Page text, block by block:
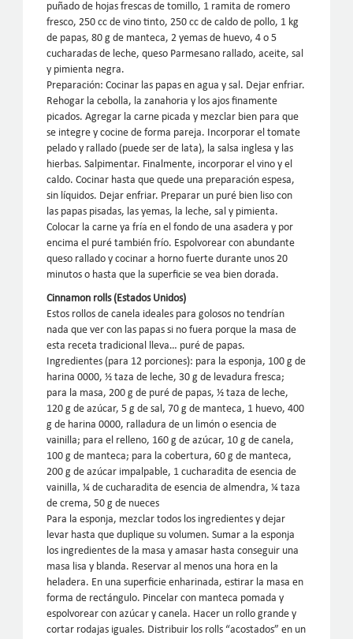
puñado de hojas frescas de tomillo, 1 ramita de romero
fresco, 250 cc de vino tinto, 250 cc de caldo de pollo, 1 kg
de papas, 80 g de manteca, 2 yemas de huevo, 4 o 5
cucharadas de leche, queso Parmesano rallado, aceite, sal
y pimienta negra.
Preparación: Cocinar las papas en agua y sal. Dejar enfriar.
Rehogar la cebolla, la zanahoria y los ajos finamente
picados. Agregar la carne picada y mezclar bien para que
se integre y cocine de forma pareja. Incorporar el tomate
pelado y rallado (puede ser de lata), la salsa inglesa y las
hierbas. Salpimentar. Finalmente, incorporar el vino y el
caldo. Cocinar hasta que quede una preparación espesa,
sin líquidos. Dejar enfriar. Preparar un puré bien liso con
las papas pisadas, las yemas, la leche, sal y pimienta.
Colocar la carne ya fría en el fondo de una asadera y por
encima el puré también frío. Espolvorear con abundante
queso rallado y cocinar a horno fuerte durante unos 20
minutos o hasta que la superficie se vea bien dorada.
Cinnamon rolls (Estados Unidos)
Estos rollos de canela ideales para golosos no tendrían
nada que ver con las papas si no fuera porque la masa de
esta receta tradicional lleva… puré de papas.
Ingredientes (para 12 porciones): para la esponja, 100 g de
harina 0000, ½ taza de leche, 30 g de levadura fresca;
para la masa, 200 g de puré de papas, ½ taza de leche,
120 g de azúcar, 5 g de sal, 70 g de manteca, 1 huevo, 400
g de harina 0000, ralladura de un limón o esencia de
vainilla; para el relleno, 160 g de azúcar, 10 g de canela,
100 g de manteca; para la cobertura, 60 g de manteca,
200 g de azúcar impalpable, 1 cucharadita de esencia de
vainilla, ¼ de cucharadita de esencia de almendra, ¼ taza
de crema, 50 g de nueces
Para la esponja, mezclar todos los ingredientes y dejar
levar hasta que duplique su volumen. Sumar a la esponja
los ingredientes de la masa y amasar hasta conseguir una
masa lisa y blanda. Reservar al menos una hora en la
heladera. En una superficie enharinada, estirar la masa en
forma de rectángulo. Pincelar con manteca pomada y
espolvorear con azúcar y canela. Hacer un rollo grande y
cortar rodajas iguales. Distribuir los rolls “acostados” en un